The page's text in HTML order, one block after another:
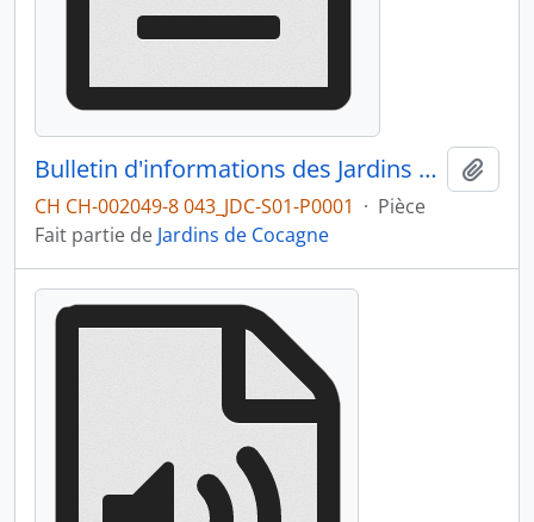
Bulletin d'informations des Jardins de Cocagne n°0 novembre 1978
CH CH-002049-8 043_JDC-S01-P0001 · Pièce
Fait partie de Jardins de Cocagne